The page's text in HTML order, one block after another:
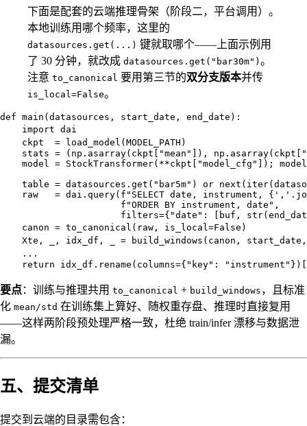
下面是配套的云端推理骨架（阶段二，平台调用）。
本地训练用哪个频率，这里的
datasources.get(...) 键就取哪个——上面示例用
了 30 分钟，就改成 datasources.get("bar30m") 。
注意 to_canonical 要用第三节的双分支版本并传
is_local=False。
def main(datasources, start_date, end_date):
import dai
ckpt  = load_model(MODEL_PATH)
stats = (np.asarray(ckpt["mean"]),
model = StockTransformer(**ckpt["model_cfg"]);
table = datasources.get("bar5m") or
raw   = dai.query(f"SELECT date, instrument,
                      f"ORDER BY instrument, date",
filters={"date": [buf,
canon = to_canonical(raw, is_local=False)
Xte, _, idx_df, _ = build_windows(canon,
...
要点：训练与推理共用 to_canonical + build_windows ，且标准
化 mean/std 在训练集上算好、随权重存盘、推理时直接复用
——这样两阶段预处理严格一致，杜绝 train/infer 漂移与数据泄
漏。
五、提交清单
提交到云端的目录需包含：